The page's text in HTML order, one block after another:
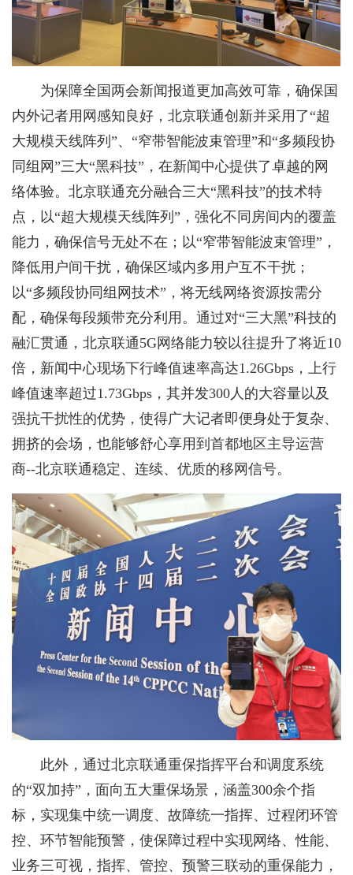
为保障全国两会新闻报道更加高效可靠，确保国
内外记者用网感知良好，北京联通创新并采用了“超
大规模天线阵列”、“窄带智能波束管理”和“多频段协
同组网”三大“黑科技”，在新闻中心提供了卓越的网
络体验。北京联通充分融合三大“黑科技”的技术特
点，以“超大规模天线阵列”，强化不同房间内的覆盖
能力，确保信号无处不在；以“窄带智能波束管理”，
降低用户间干扰，确保区域内多用户互不干扰；
以“多频段协同组网技术”，将无线网络资源按需分
配，确保每段频带充分利用。通过对“三大黑”科技的
融汇贯通，北京联通5G网络能力较以往提升了将近10
倍，新闻中心现场下行峰值速率高达1.26Gbps，上行
峰值速率超过1.73Gbps，其并发300人的大容量以及
强抗干扰性的优势，使得广大记者即便身处于复杂、
拥挤的会场，也能够舒心享用到首都地区主导运营
商--北京联通稳定、连续、优质的移网信号。
此外，通过北京联通重保指挥平台和调度系统
的“双加持”，面向五大重保场景，涵盖300余个指
标，实现集中统一调度、故障统一指挥、过程闭环管
控、环节智能预警，使保障过程中实现网络、性能、
业务三可视，指挥、管控、预警三联动的重保能力，